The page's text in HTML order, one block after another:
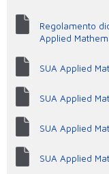
Regolamento
Applied
SUA Applied
SUA Applied
SUA Applied
SUA Applied